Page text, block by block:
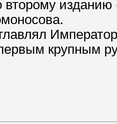
второму
крупным